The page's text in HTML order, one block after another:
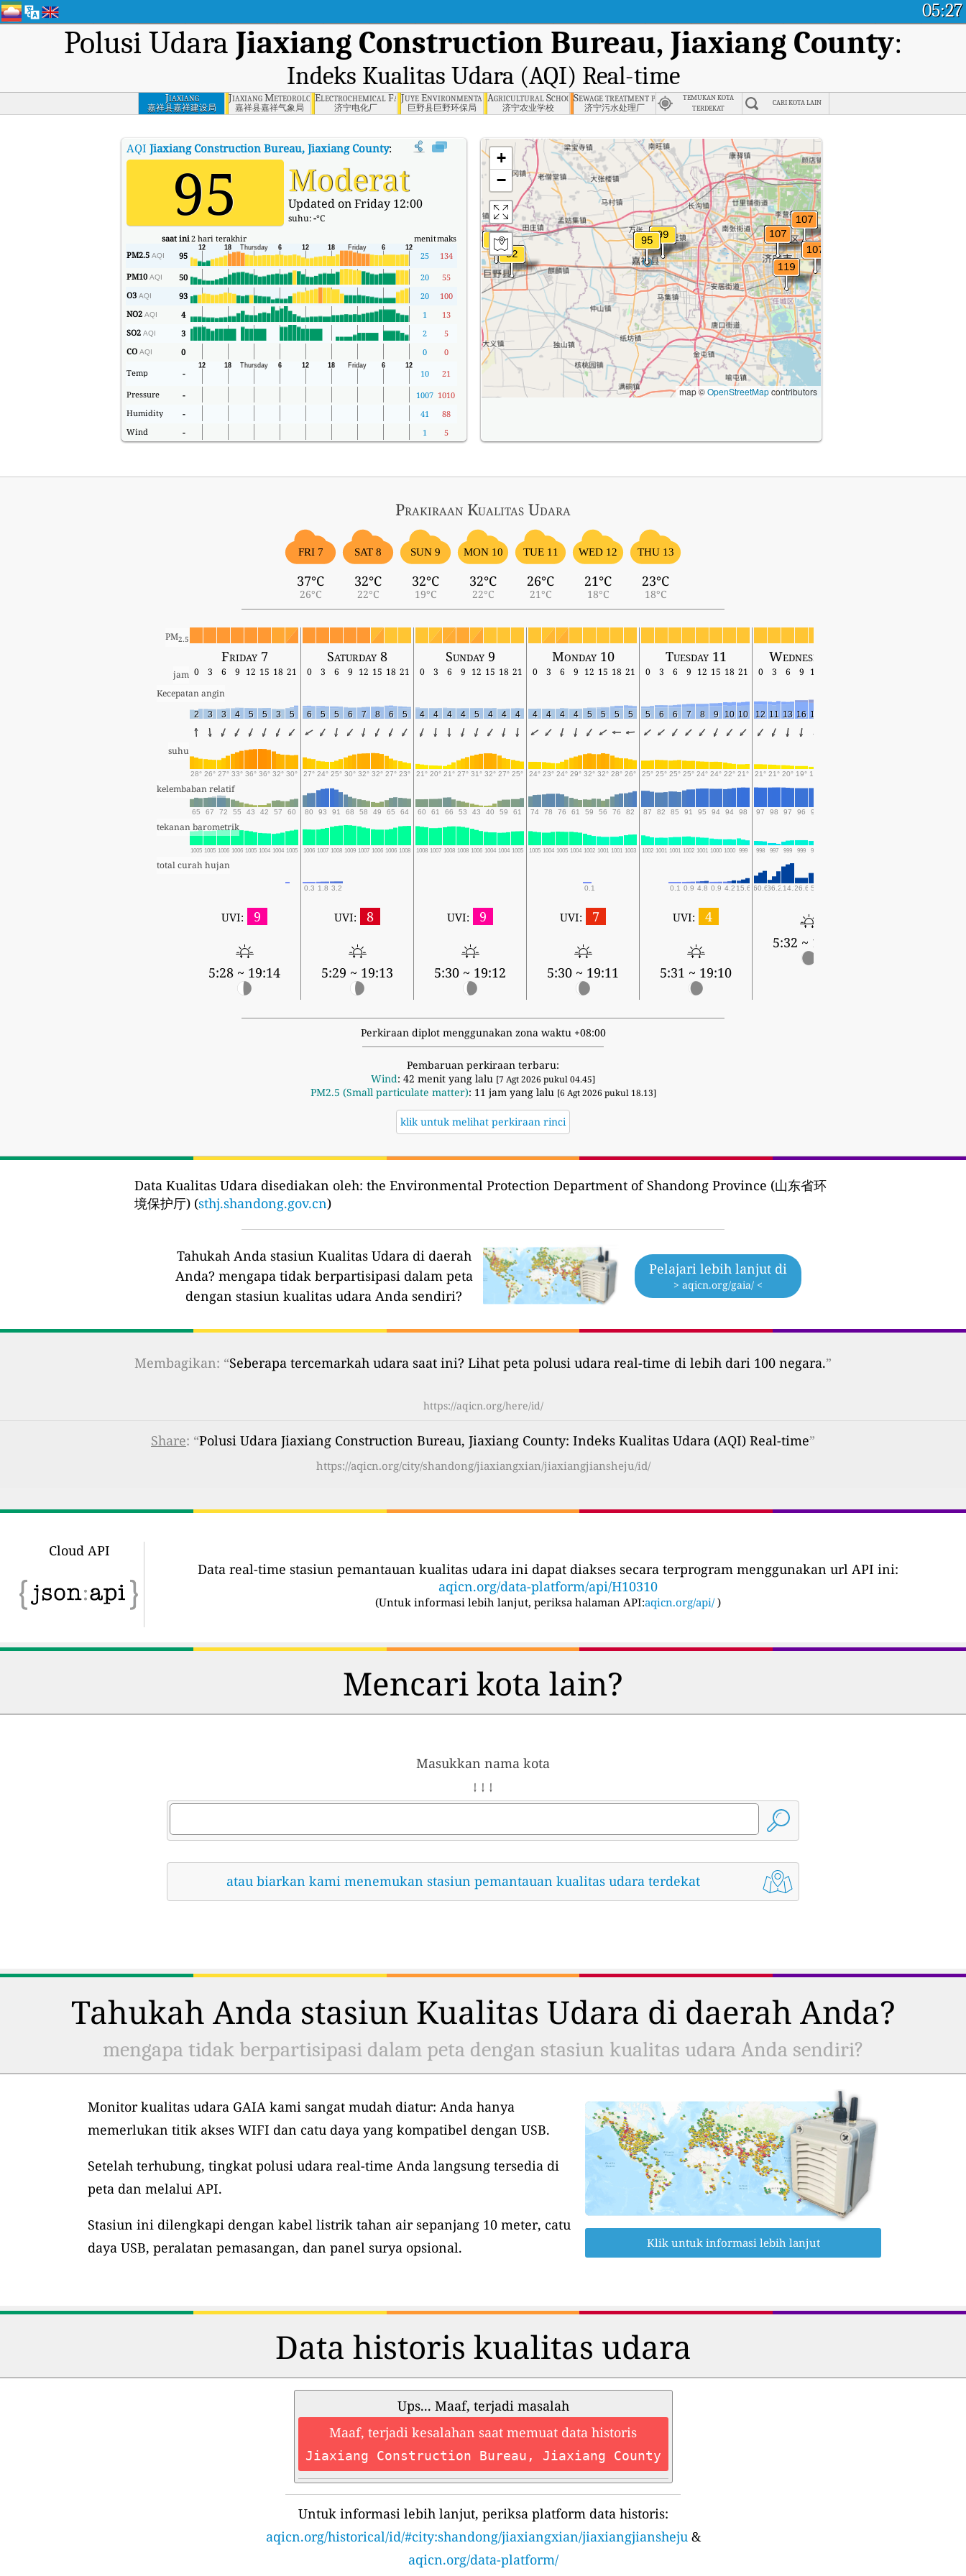
05:27
Polusi Udara Jiaxiang Construction Bureau, Jiaxiang County:
Indeks Kualitas Udara (AQI) Real-time
Jiaxiang
Construction
Bureau, Jiaxiang
嘉祥县嘉祥建设局
Jiaxiang Meteorological Bureau, Jiaxiang County
嘉祥县嘉祥气象局
Electrochemical Factory, Jining
济宁电化厂
Juye Environmental Protection Agency, Juye County
巨野县巨野环保局
Agricultural School, Jining
济宁农业学校
Sewage treatment plant, Jining
济宁污水处理厂
TEMUKAN KOTA
TERDEKAT
CARI KOTA LAIN
AQI Jiaxiang Construction Bureau, Jiaxiang County: Indeks Kualitas Udara (AQI) Real-time Jiaxiang Construction Bureau, Jiaxiang County.
95 Moderat
Updated on Friday 12:00
suhu:-°C
saat ini2 hari terakhir menitmaks
PM2.5 AQI 95 25
134
PM10 AQI 50 20
55
O3 AQI 93 20
100
NO2 AQI 4 1
13
SO2 AQI 3 2
5
CO AQI 0 0
0
Temp
- 10
21
Pressure
- 1007 1010
Humidity
- 41
88
Wind
- 1 5
+
−
map ©OpenStreetMapcontributors
Prakiraan Kualitas Udara
FRI 7
37°C
26°C
SAT 8
32°C
22°C
SUN 9
32°C
19°C
MON 10
32°C
22°C
TUE 11
26°C
21°C
WED 12
21°C
18°C
THU 13
23°C
18°C
PM2.5
Friday 7 Saturday 8 Sunday 9 Monday 10 Tuesday 11 Wednesday 12
jam 0 3 6 9 12 15 18 21 0 3 6 9 12 15 18 21 0 3 6 9 12 15 18 21 0 3 6 9 12 15 18 21 0 3 6 9 12 15 18 21 0 3 6 9 12
Kecepatan angin
2 3 3 4 5 5 3 5 6 5 5 6 7 8 6 5 4 4 4 4 5 4 4 4 4 4 4 4 5 5 5 5 5 6 6 7 8 9 10 10 12 11 13 16 15
suhu
28° 26° 27° 33° 36° 36° 32° 30° 27° 24° 25° 30° 32° 32° 27° 23° 21° 20° 21° 27° 31° 32° 27° 25° 24° 23° 24° 29° 32° 32° 28° 26° 25° 25° 25° 25° 24° 24° 22° 21° 21° 21° 20° 19° 19°
kelembaban relatif
65 67 72 55 43 42 57 60 80 93 91 68 58 49 65 64 60 61 66 53 43 40 59 61 74 78 76 61 59 56 76 82 87 82 85 91 95 94 94 98 97 98 97 96 96
tekanan barometrik
1005 1005 1006 1006 1005 1004 1004 1005 1006 1007 1008 1009 1007 1006 1006 1008 1008 1007 1008 1008 1006 1004 1004 1005 1005 1004 1005 1004 1002 1001 1001 1003 1002 1001 1001 1002 1001 1000 1000 999 998 997 999 999 999
total curah hujan
0.3 1.8 3.2 0.1 0.1 0.9 4.8 0.9 4.2 15.6 60.636.2114.226.6 58
UVI: 9
5:28 ~ 19:14
UVI: 8
5:29 ~ 19:13
UVI: 9
5:30 ~ 19:12
UVI: 7
5:30 ~ 19:11
UVI: 4
5:31 ~ 19:10
5:32 ~ 19:09
Perkiraan diplot menggunakan zona waktu +08:00
Pembaruan perkiraan terbaru:
Wind: 42 menit yang lalu [7 Agt 2026 pukul 04.45]
PM2.5 (Small particulate matter): 11 jam yang lalu [6 Agt 2026 pukul 18.13]
klik untuk melihat perkiraan rinci
Data Kualitas Udara disediakan oleh: the Environmental Protection Department of Shandong Province (山东省环
境保护厅) (sthj.shandong.gov.cn)
Tahukah Anda stasiun Kualitas Udara di daerah
Anda? mengapa tidak berpartisipasi dalam peta
dengan stasiun kualitas udara Anda sendiri?
Pelajari lebih lanjut di
> aqicn.org/gaia/ <
Membagikan: “Seberapa tercemarkah udara saat ini? Lihat peta polusi udara real-time di lebih dari 100 negara.”
https://aqicn.org/here/id/
Share: “Polusi Udara Jiaxiang Construction Bureau, Jiaxiang County: Indeks Kualitas Udara (AQI) Real-time”
https://aqicn.org/city/shandong/jiaxiangxian/jiaxiangjiansheju/id/
Cloud API
Data real-time stasiun pemantauan kualitas udara ini dapat diakses secara terprogram menggunakan url API ini:
aqicn.org/data-platform/api/H10310
(Untuk informasi lebih lanjut, periksa halaman API:aqicn.org/api/ )
Mencari kota lain?
Masukkan nama kota
↓ ↓ ↓
atau biarkan kami menemukan stasiun pemantauan kualitas udara terdekat
Tahukah Anda stasiun Kualitas Udara di daerah Anda?
mengapa tidak berpartisipasi dalam peta dengan stasiun kualitas udara Anda sendiri?
Monitor kualitas udara GAIA kami sangat mudah diatur: Anda hanya
memerlukan titik akses WIFI dan catu daya yang kompatibel dengan USB.
Setelah terhubung, tingkat polusi udara real-time Anda langsung tersedia di
peta dan melalui API.
Stasiun ini dilengkapi dengan kabel listrik tahan air sepanjang 10 meter, catu
daya USB, peralatan pemasangan, dan panel surya opsional.
Klik untuk informasi lebih lanjut
Data historis kualitas udara
Ups... Maaf, terjadi masalah
Maaf, terjadi kesalahan saat memuat data historis
Jiaxiang Construction Bureau, Jiaxiang County
Untuk informasi lebih lanjut, periksa platform data historis:
aqicn.org/historical/id/#city:shandong/jiaxiangxian/jiaxiangjiansheju&
aqicn.org/data-platform/